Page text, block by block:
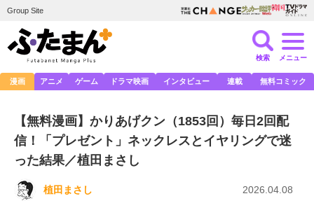
Group Site
検索 メニュー
漫画 アニメ ゲーム ドラマ映画 インタビュー 連載 無料コミック
【無料漫画】かりあげクン（1853回）毎日2回配
信！「プレゼント」ネックレスとイヤリングで迷
った結果／植田まさし
植田まさし 2026.04.08